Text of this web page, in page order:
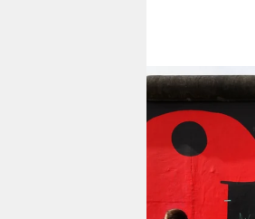
verlag
shop
fragen & hilfe